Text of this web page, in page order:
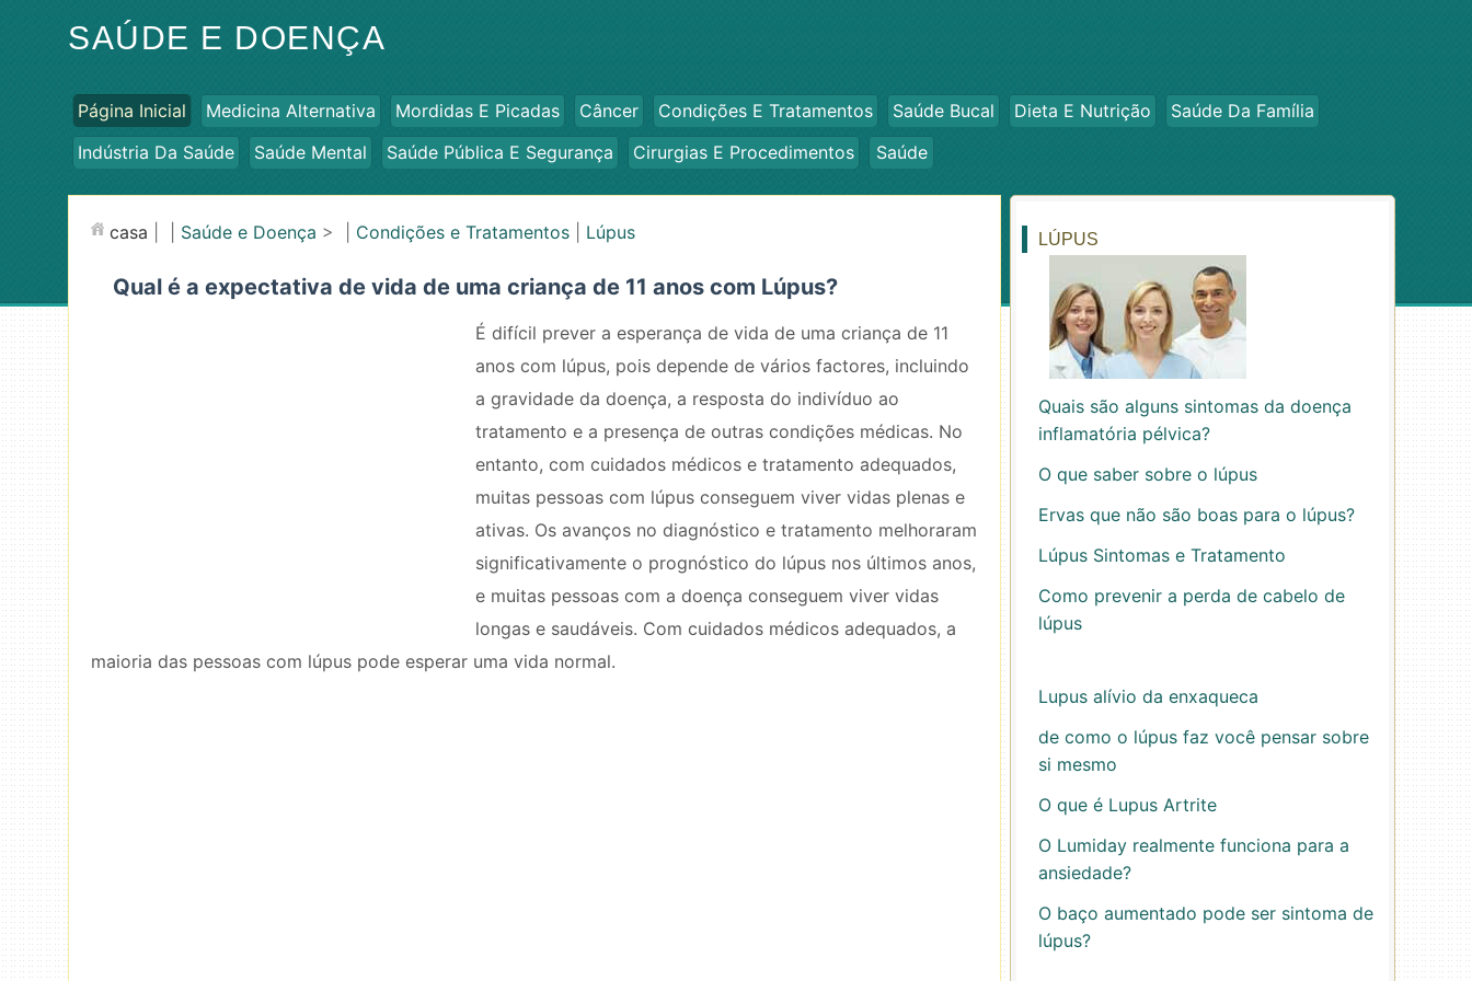
SAÚDE E DOENÇA
Página Inicial Medicina Alternativa Mordidas E Picadas Câncer Condições E Tratamentos Saúde Bucal Dieta E Nutrição
Saúde Da Família
Indústria Da Saúde
Saúde Mental Saúde Pública E Segurança Cirurgias E Procedimentos Saúde
casa Saúde e Doença > | Condições e Tratamentos Lúpus
Qual é a expectativa de vida de uma criança de 11 anos com Lúpus?
É difícil prever a esperança de vida de uma criança de 11
anos com lúpus, pois depende de vários factores, incluindo
a gravidade da doença, a resposta do indivíduo ao
tratamento e a presença de outras condições médicas. No
entanto, com cuidados médicos e tratamento adequados,
muitas pessoas com lúpus conseguem viver vidas plenas e
ativas. Os avanços no diagnóstico e tratamento melhoraram
significativamente o prognóstico do lúpus nos últimos anos,
e muitas pessoas com a doença conseguem viver vidas
longas e saudáveis. Com cuidados médicos adequados, a
maioria das pessoas com lúpus pode esperar uma vida normal.
LÚPUS
Quais são alguns sintomas da doença
inflamatória pélvica?
O que saber sobre o lúpus
Ervas que não são boas para o lúpus?
Lúpus Sintomas e Tratamento
Como prevenir a perda de cabelo de
lúpus
Lupus alívio da enxaqueca
de como o lúpus faz você pensar sobre
si mesmo
O que é Lupus Artrite
O Lumiday realmente funciona para a
ansiedade?
O baço aumentado pode ser sintoma de
lúpus?